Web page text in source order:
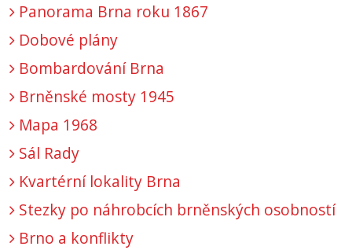
Panorama Brna roku 1867
Dobové plány
Bombardování Brna
Brněnské mosty 1945
Mapa 1968
Sál Rady
Kvartérní lokality Brna
Stezky po náhrobcích brněnských osobností
Brno a konflikty